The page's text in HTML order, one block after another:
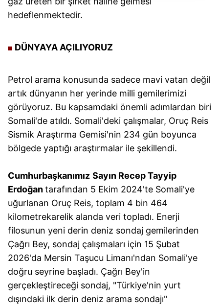
gösterilmeyecektir."
Sitemizde kendimize ve üçüncü kişilere ait çerezler
toplumu hizmetlerinin sunulması amacıyla
kullanılmaktadır. Diğer çerezler, sitemizin daha işlevsel
kılınması ve kişiselleştirilmesi ve sizlere yönelik
reklam/pazarlama faaliyetlerinin yapılması, amaçlarıyla
sınırlı olarak açık rızanız dahilinde kullanılacaktır.
Çerezlere ilişkin tercihlerinizi aşağıda yer alan panel
için Ayarlar butonuna tıklayabilir,Çerez Bilgilendirme
Metnimizi ziyaret edebilirsiniz.
6698 sayılı Kişisel Verilerin Korunması Kanunu uyarınca
hazırlanmış Aydınlatma Metnimizi okumak ve sitemizde
ilgili mevzuata uygun olarak kullanılan çerezlerle ilgili bilgi
almak için lütfentıklayınız.
hedeflenmektedir.
DÜNYAYA AÇILIYORUZ
Petrol arama konusunda sadece mavi vatan değil
artık dünyanın her yerinde milli gemilerimizi
görüyoruz. Bu kapsamdaki önemli adımlardan biri
Somali'de atıldı. Somali'deki çalışmalar, Oruç Reis
Sismik Araştırma Gemisi'nin 234 gün boyunca
bölgede yaptığı araştırmalar ile şekillendi.
Cumhurbaşkanımız Sayın Recep Tayyip
Erdoğantarafından 5 Ekim 2024'te Somali'ye
uğurlanan Oruç Reis, toplam 4 bin 464
kilometrekarelik alanda veri topladı. Enerji
filosunun yeni derin deniz sondaj gemilerinden
Çağrı Bey, sondaj çalışmaları için 15 Şubat
2026'da Mersin Taşucu Limanı'ndan Somali'ye
doğru seyrine başladı. Çağrı Bey'in
gerçekleştireceği sondaj, "Türkiye'nin yurt
dışındaki ilk derin deniz arama sondajı"